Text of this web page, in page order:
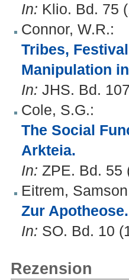
In: Klio. Bd. 75
Connor, W.R.:
Tribes,
Manipulation
In: JHS. Bd.
Cole, S.G.:
The Social
Arkteia.
In: ZPE. Bd. 55
Eitrem, Samson
Zur
In: SO. Bd. 10
Rezension